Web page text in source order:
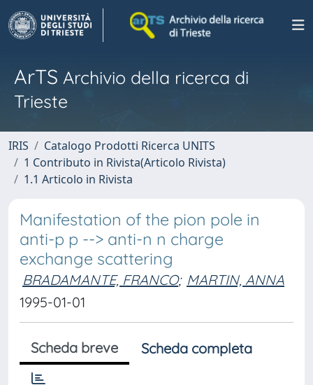
ArTS Archivio della ricerca di
Trieste
IRIS
Catalogo Prodotti Ricerca UNITS
1 Contributo in Rivista(Articolo Rivista)
1.1 Articolo in Rivista
Manifestation of the pion pole in
anti-p p --> anti-n n charge
exchange scattering
BRADAMANTE, FRANCO; MARTIN, ANNA
1995-01-01
Scheda breve Scheda completa